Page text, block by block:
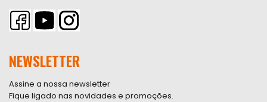
NEWSLETTER
Assine a nossa newsletter
Fique ligado nas novidades e promoções.